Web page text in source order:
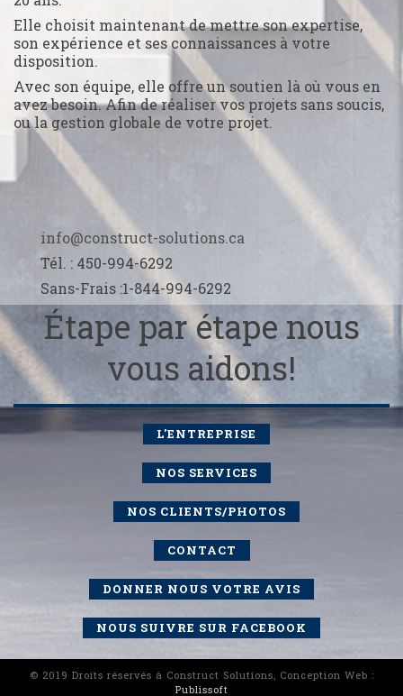
Elle choisit maintenant de mettre son expertise,
son expérience et ses connaissances à votre
disposition.
Avec son équipe, elle offre un soutien là où vous en
avez besoin. Afin de réaliser vos projets sans soucis,
ou la gestion globale de votre projet.
info@construct-solutions.ca
Tél. : 450-994-6292
Sans-Frais :1-844-994-6292
Étape par étape nous
vous aidons!
L'ENTREPRISE
NOS SERVICES
NOS CLIENTS/PHOTOS
CONTACT
DONNER NOUS VOTRE AVIS
NOUS SUIVRE SUR FACEBOOK
© 2019 Droits réservés à Construct Solutions, Conception Web :
Publissoft